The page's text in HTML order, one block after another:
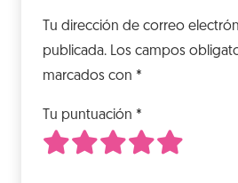
Tu dirección de correo
publicada. Los campos
marcados con *
Tu puntuación *